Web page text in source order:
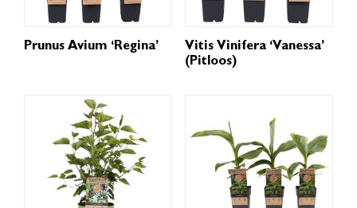
Prunus Avium ‘Regina’
Vitis Vinifera ‘Vanessa’
(pitloos)